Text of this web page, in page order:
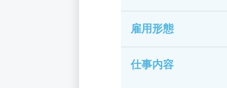
雇用形態
仕事内容